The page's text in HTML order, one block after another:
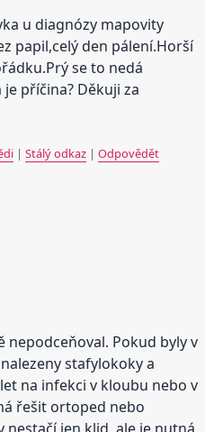
u diagnózy mapovity
papil,celý den pálení.Horší
se to nedá
příčina? Děkuji za
|Stálý odkaz |Odpovědět
Pokud byly v
stafylokoky a
na infekci v kloubu nebo v
řešit ortoped nebo